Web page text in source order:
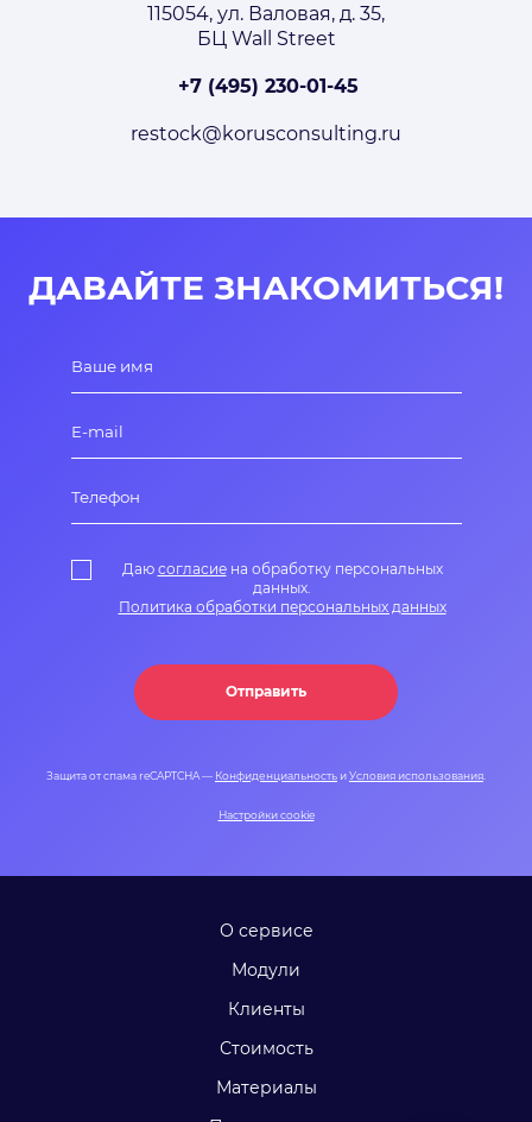
115054, ул. Валовая, д. 35,
БЦ Wall Street
+7 (495) 230-01-45
restock@korusconsulting.ru
ДАВАЙТЕ ЗНАКОМИТЬСЯ!
Даю согласиена обработку персональных
данных.
Политика обработки персональных данных
Отправить
Защита от спама reCAPTCHA — Конфиденциальность иУсловия использования
Настройки cookie
О сервисе
Модули
Клиенты
Стоимость
Материалы